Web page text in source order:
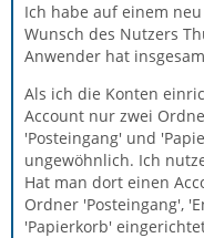
Ich habe auf einem
Wunsch des Nutzers
Anwender hat
Als ich die Konten
Account nur zwei
'Posteingang' und
ungewöhnlich. Ich
Hat man dort einen
Ordner 'Posteingang',
'Papierkorb'